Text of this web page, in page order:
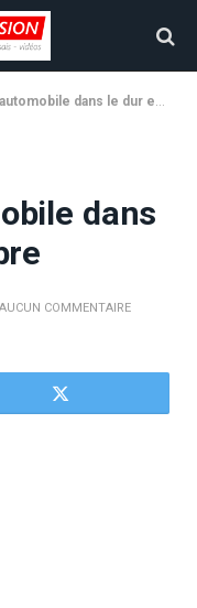
dans le dur en Septembre
dans
AUCUN COMMENTAIRE